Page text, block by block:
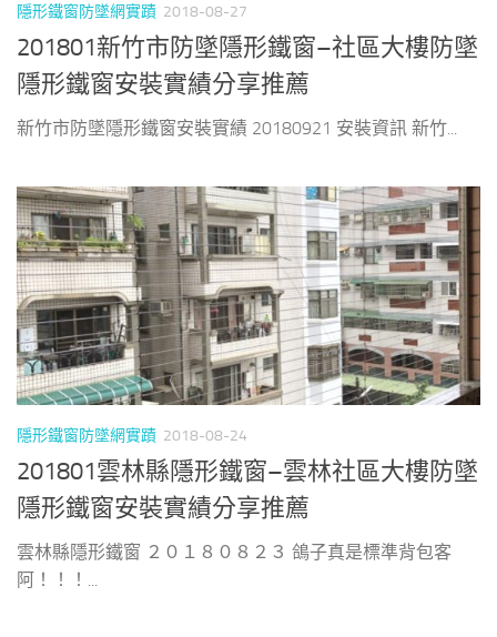
隱形鐵窗防墜網實蹟 2018-08-27
201801新竹市防墜隱形鐵窗–社區大樓防墜
隱形鐵窗安裝實績分享推薦
新竹市防墜隱形鐵窗安裝實績 20180921 安裝資訊 新竹...
隱形鐵窗防墜網實蹟 2018-08-24
201801雲林縣隱形鐵窗–雲林社區大樓防墜
隱形鐵窗安裝實績分享推薦
雲林縣隱形鐵窗 ２０１８０８２３ 鴿子真是標準背包客
阿！！！...